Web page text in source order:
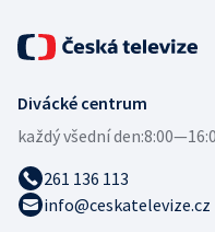
Divácké centrum
každý všední den:
261 136 113
info@ceskatelevize.cz